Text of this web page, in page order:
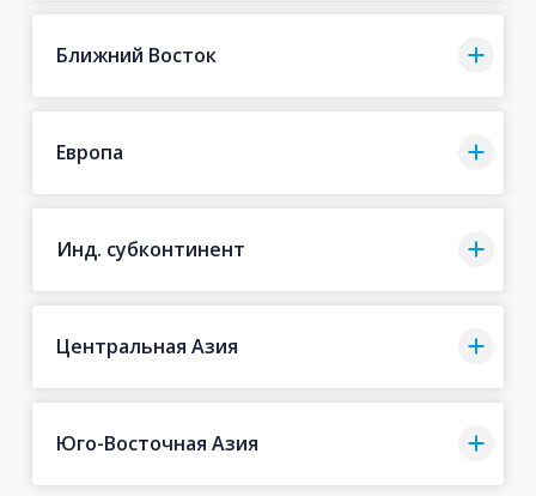
Ближний Восток
Европа
Инд. субконтинент
Центральная Азия
Юго-Восточная Азия